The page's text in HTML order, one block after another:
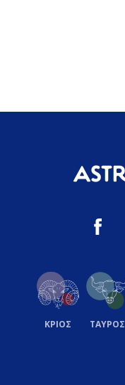
ΚΡΙΟΣ ΤΑΥΡΟΣ